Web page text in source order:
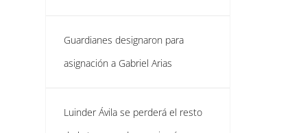
Guardianes designaron para
asignación a Gabriel Arias
Luinder Ávila se perderá el resto